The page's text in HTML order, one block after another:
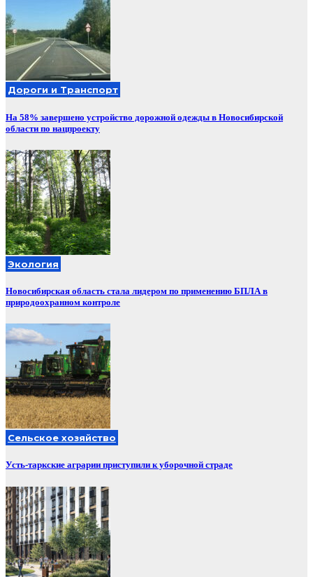
Дороги и Транспорт
На 58% завершено устройство дорожной одежды в Новосибирской
области по нацпроекту
Экология
Новосибирская область стала лидером по применению БПЛА в
природоохранном контроле
Сельское хозяйство
Усть-таркские аграрии приступили к уборочной страде